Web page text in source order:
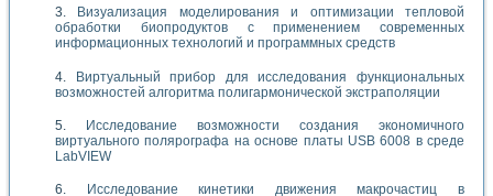
Визуализация моделирования и оптимизации тепловой
обработки биопродуктов с применением современных
информационных технологий и программных средств
Виртуальный прибор для исследования функциональных
возможностей алгоритма полигармонической экстраполяции
Исследование возможности создания экономичного
виртуального полярографа на основе платы USB 6008 в среде
LabVIEW
Исследование кинетики движения макрочастиц в